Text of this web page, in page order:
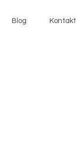
Blog Kontakt